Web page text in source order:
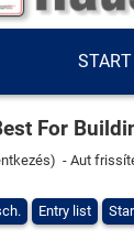
For
) - Aut
Entry list